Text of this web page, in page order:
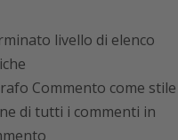
livello di elenco
Commento come stile
di tutti i commenti in